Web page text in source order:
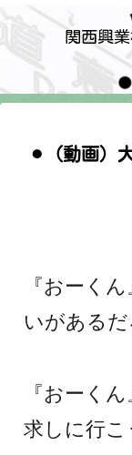
関西興
⚫︎（動画）
『おーく
いがある
『おーく
求しに行こ